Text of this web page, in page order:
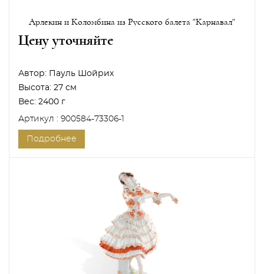
Арлекин и Коломбина из Русского балета "Карнавал"
Цену уточняйте
Автор:
Пауль Шойрих
Высота: 27 см
Вес: 2400 г
Артикул : 900584-73306-1
Подробнее